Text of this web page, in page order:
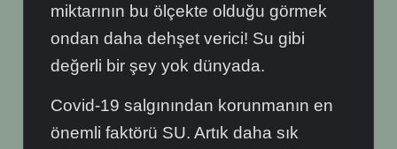
miktarının bu ölçekte olduğu görmek
ondan daha dehşet verici! Su gibi
değerli bir şey yok dünyada.
Covid-19 salgınından korunmanın en
önemli faktörü SU. Artık daha sık